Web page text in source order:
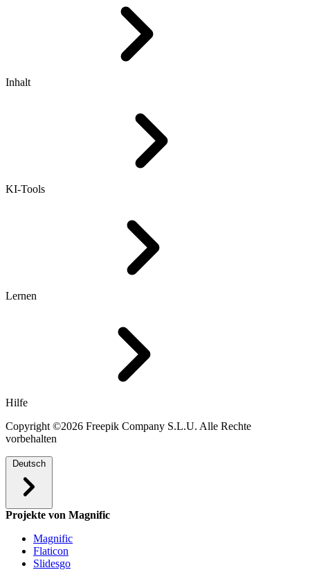
Inhalt
KI-Tools
Lernen
Hilfe
Copyright ©2026 Freepik Company S.L.U. Alle Rechte
vorbehalten
Deutsch
Projekte von Magnific
Magnific
Flaticon
Slidesgo